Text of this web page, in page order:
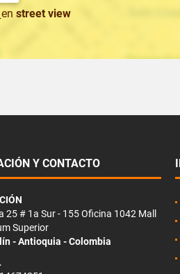
en street view
Y CONTACTO
25 # 1a Sur - 155 Oficina 1042 Mall
Superior
- Antioquia - Colombia